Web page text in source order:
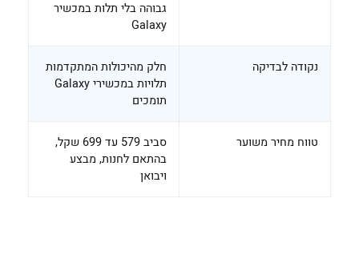
גבוהה בלי תלות במכשיר
Galaxy
נקודה לבדיקה
חלק מהיכולות המתקדמות
תלויות במכשירי Galaxy
תומכים
טווח מחיר משוער
סביב 579 עד 699 שקל,
בהתאם לחנות, מבצע
ויבואן